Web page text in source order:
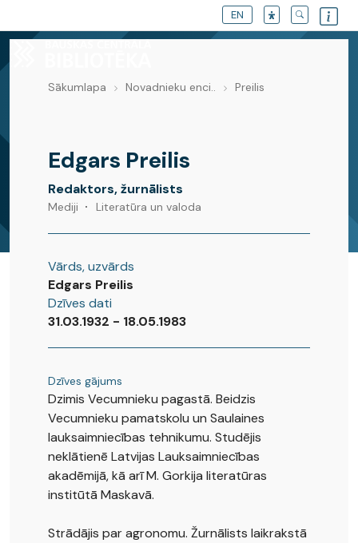
EN
Novadnieku enciklopēdija
Sākumlapa Novadnieku enci.. Preilis
Edgars Preilis
Redaktors, žurnālists
Mediji Literatūra un valoda
Vārds, uzvārds
Edgars Preilis
Dzīves dati
31.03.1932 - 18.05.1983
Dzīves gājums
Dzimis Vecumnieku pagastā. Beidzis
Vecumnieku pamatskolu un Saulaines
lauksaimniecības tehnikumu. Studējis
neklātienē Latvijas Lauksaimniecības
akadēmijā, kā arī M. Gorkija literatūras
institūtā Maskavā.
Strādājis par agronomu. Žurnālists laikrakstā